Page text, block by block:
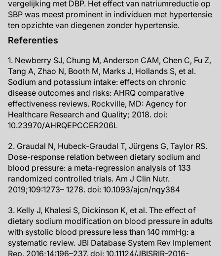
vergelijking met DBP. Het effect van natriumreductie op
SBP was meest prominent in individuen met hypertensie
ten opzichte van diegenen zonder hypertensie.
Referenties
1. Newberry SJ, Chung M, Anderson CAM, Chen C, Fu Z,
Tang A, Zhao N, Booth M, Marks J, Hollands S, et al.
Sodium and potassium intake: effects on chronic
disease outcomes and risks: AHRQ comparative
effectiveness reviews. Rockville, MD: Agency for
Healthcare Research and Quality; 2018. doi:
10.23970/AHRQEPCCER206L
2. Graudal N, Hubeck-Graudal T, Jürgens G, Taylor RS.
Dose-response relation between dietary sodium and
blood pressure: a meta-regression analysis of 133
randomized controlled trials. Am J Clin Nutr.
2019;109:1273– 1278. doi: 10.1093/ajcn/nqy384
3. Kelly J, Khalesi S, Dickinson K, et al. The effect of
dietary sodium modification on blood pressure in adults
with systolic blood pressure less than 140 mmHg: a
systematic review. JBI Database System Rev Implement
Rep. 2016;14:196–237. doi: 10.11124/JBISRIR-2016-